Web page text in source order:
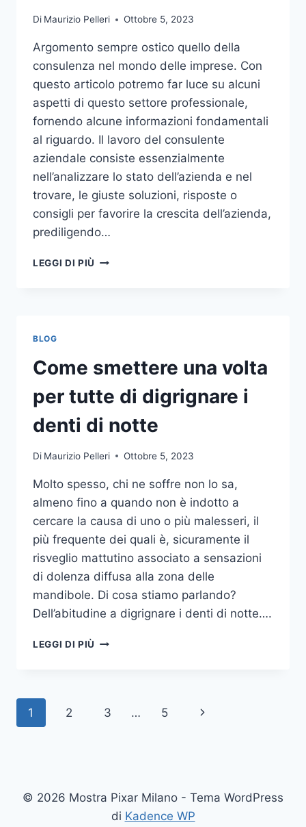
Di Maurizio Pelleri Ottobre 5, 2023
Argomento sempre ostico quello della
consulenza nel mondo delle imprese. Con
questo articolo potremo far luce su alcuni
aspetti di questo settore professionale,
fornendo alcune informazioni fondamentali
al riguardo. Il lavoro del consulente
aziendale consiste essenzialmente
nell’analizzare lo stato dell’azienda e nel
trovare, le giuste soluzioni, risposte o
consigli per favorire la crescita dell’azienda,
prediligendo…
LEGGI DI PIÙ IL
BLOG
Come smettere una volta
per tutte di digrignare i
denti di notte
Di Maurizio Pelleri Ottobre 5, 2023
Molto spesso, chi ne soffre non lo sa,
almeno fino a quando non è indotto a
cercare la causa di uno o più malesseri, il
più frequente dei quali è, sicuramente il
risveglio mattutino associato a sensazioni
di dolenza diffusa alla zona delle
mandibole. Di cosa stiamo parlando?
Dell’abitudine a digrignare i denti di notte….
LEGGI DI PIÙ COME
TUTTE
NOTTE
Navigazione
1 2 3 … 5
Pagina
© 2026 Mostra Pixar Milano - Tema WordPress
di Kadence WP